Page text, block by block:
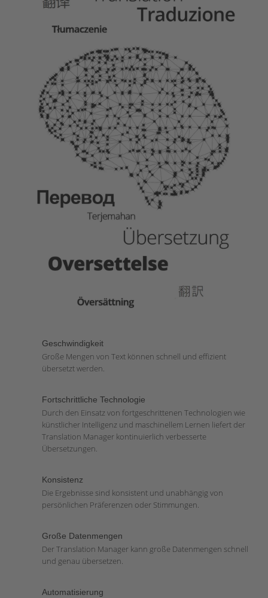
Geschwindigkeit
Große Mengen von Text können schnell und effizient
übersetzt werden.
Fortschrittliche Technologie
Durch den Einsatz von fortgeschrittenen Technologien wie
künstlicher Intelligenz und maschinellem Lernen liefert der
Translation Manager kontinuierlich verbesserte
Übersetzungen.
Konsistenz
Die Ergebnisse sind konsistent und unabhängig von
persönlichen Präferenzen oder Stimmungen.
Große Datenmengen
Der Translation Manager kann große Datenmengen schnell
und genau übersetzen.
Automatisierung